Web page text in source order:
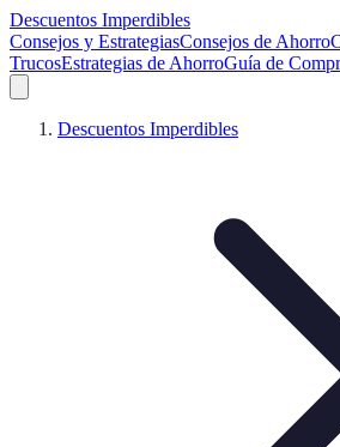
Descuentos Imperdibles
Consejos y EstrategiasConsejos de Ahorro
TrucosEstrategias de AhorroGuía de
Descuentos Imperdibles